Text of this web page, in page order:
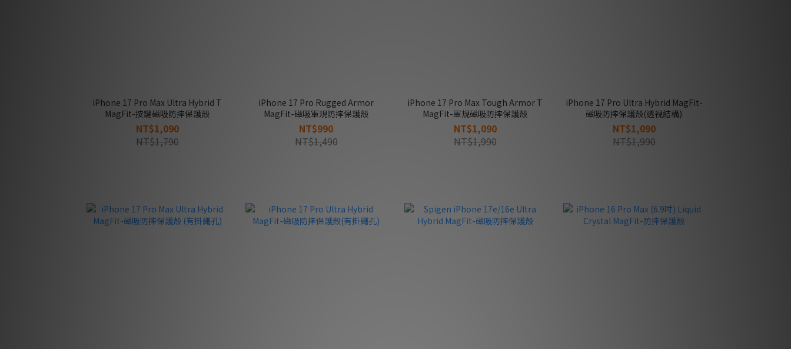
iPhone 17 Pro Max Ultra Hybrid T
MagFit-按鍵磁吸防摔保護殼
NT$1,090
NT$1,790
iPhone 17 Pro Rugged Armor
MagFit-磁吸軍規防摔保護殼
NT$990
NT$1,490
iPhone 17 Pro Max Tough Armor T
MagFit-軍規磁吸防摔保護殼
NT$1,090
NT$1,990
iPhone 17 Pro Ultra Hybrid MagFit-
磁吸防摔保護殼(透視結構)
NT$1,090
NT$1,990